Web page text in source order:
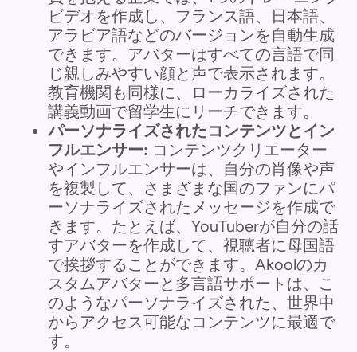
ビデオを作成し、フランス語、日本語、
アラビア語などのバージョンを自動生成
できます。アバターはすべての言語で同
じ親しみやすい顔と声で表示されます。
教育機関も同様に、ローカライズされた
講義動画で留学生にリーチできます。
パーソナライズされたコンテンツとイン
フルエンサー: コンテンツクリエーター
やインフルエンサーは、自分の肖像や声
を複製して、さまざまな国のファンにパ
ーソナライズされたメッセージを作成で
きます。たとえば、YouTuberが自分の話
すアバターを作成して、視聴者に母国語
で挨拶することができます。Akoolのカ
スタムアバターと多言語サポートは、こ
のようなパーソナライズされた、世界中
からアクセス可能なコンテンツに最適で
す。